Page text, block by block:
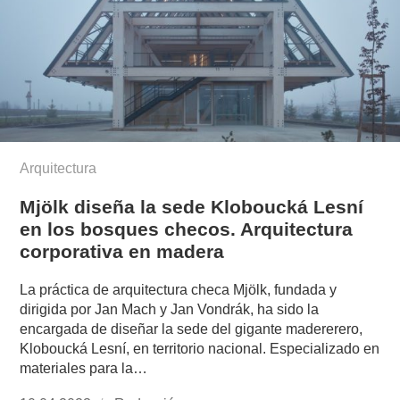
Arquitectura
Mjölk diseña la sede Kloboucká Lesní
en los bosques checos. Arquitectura
corporativa en madera
La práctica de arquitectura checa Mjölk, fundada y
dirigida por Jan Mach y Jan Vondrák, ha sido la
encargada de diseñar la sede del gigante madererero,
Kloboucká Lesní, en territorio nacional. Especializado en
materiales para la…